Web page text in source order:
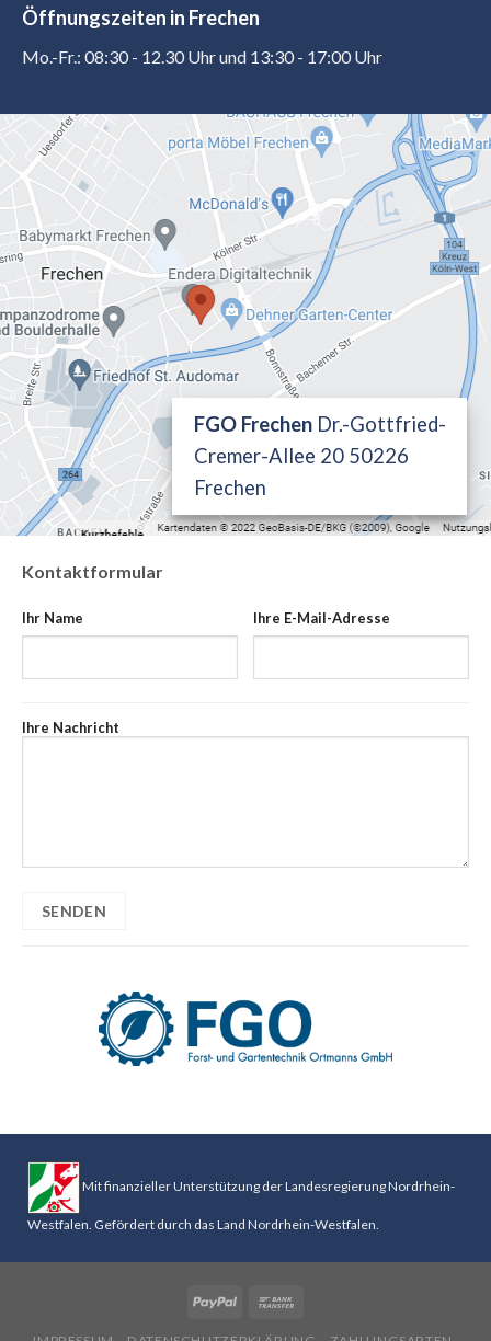
Öffnungszeiten in Frechen
Mo.-Fr.: 08:30 - 12.30 Uhr und 13:30 - 17:00 Uhr
FGO FrechenDr.-Gottfried-
Cremer-Allee 20 50226
Frechen
Kontaktformular
Ihr Name Ihre E-Mail-Adresse
Ihre Nachricht
Mit finanzieller Unterstützung der Landesregierung Nordrhein-
Westfalen. Gefördert durch das Land Nordrhein-Westfalen.